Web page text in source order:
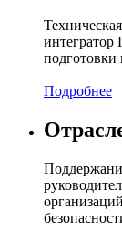
интегратор
Подробнее